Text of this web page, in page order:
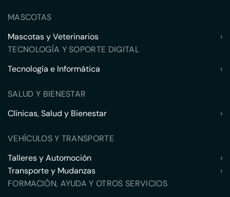
MASCOTAS
Mascotas y Veterinarios
›
TECNOLOGÍA Y SOPORTE DIGITAL
Tecnología e Informática
›
SALUD Y BIENESTAR
Clínicas, Salud y Bienestar
›
VEHÍCULOS Y TRANSPORTE
Talleres y Automoción
›
Transporte y Mudanzas
›
FORMACIÓN, AYUDA Y OTROS SERVICIOS